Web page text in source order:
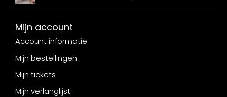
Mijn account
Account informatie
Mijn bestellingen
Mijn tickets
Mijn verlanglijst